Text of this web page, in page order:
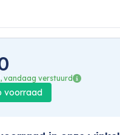
vandaag verstuurd
voorraad